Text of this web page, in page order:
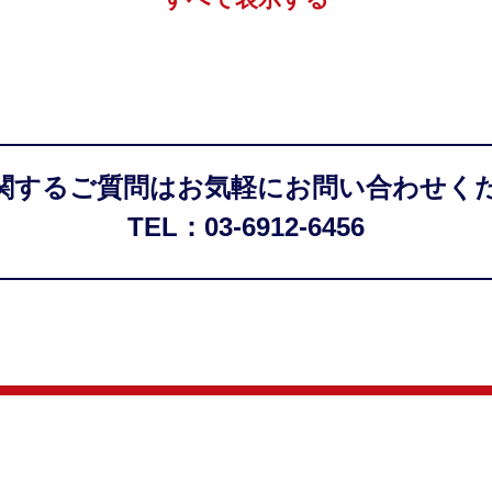
するご質問はお気軽にお問い合わせく
TEL：03-6912-6456